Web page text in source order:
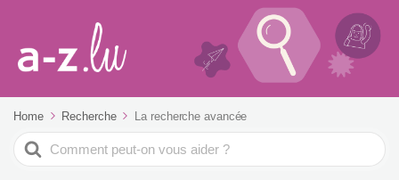
Home Recherche La recherche avancée
Search
For